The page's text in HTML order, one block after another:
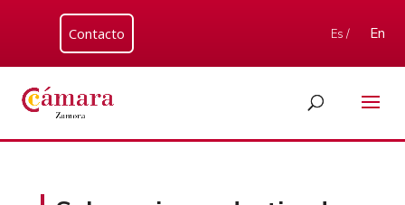
Contacto Es / En